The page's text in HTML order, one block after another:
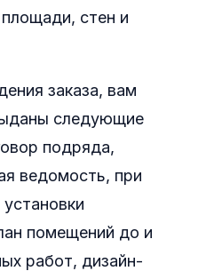
стен и
заказа, вам
следующие
подряда,
ведомость, при
помещений до и
работ, дизайн-